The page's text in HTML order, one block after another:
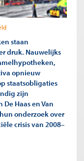
staan
druk. Nauwelijks
opnieuw
staatsobligaties
zijn
Haas en Van
onderzoek over
crisis van 2008–